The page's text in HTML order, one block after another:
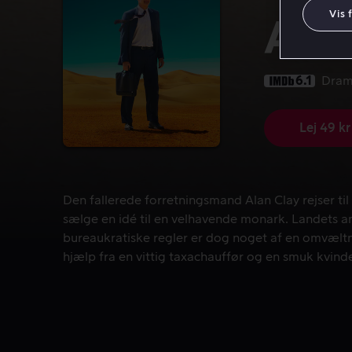
A
6.1
Lej 49 kr
Den fallerede forretningsmand Alan Clay rejser
Den fallerede forretningsmand Alan Clay rejser
sælge en idé til en velhavende monark. Landets
bureaukratiske regler er dog noget af en
hjælp fra en vittig taxachauffør og en smuk
Vis